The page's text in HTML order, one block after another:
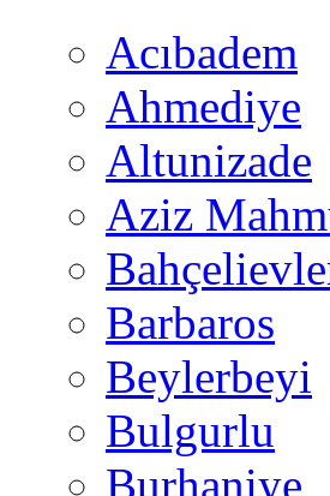
Acıbadem
Ahmediye
Altunizade
Aziz
Barbaros
Beylerbeyi
Bulgurlu
Burhaniye